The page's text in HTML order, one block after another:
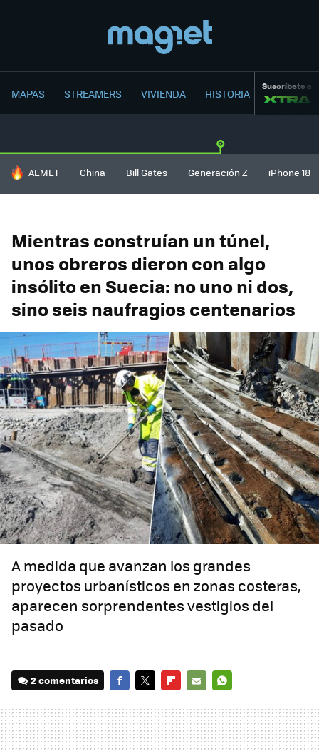
MAPAS STREAMERS VIVIENDA HISTORIA Suscríbete a
HOY SE HABLA DE
AEMET China Bill Gates Generación Z iPhone 18
Mientras construían un túnel,
unos obreros dieron con algo
insólito en Suecia: no uno ni dos,
sino seis naufragios centenarios
A medida que avanzan los grandes
proyectos urbanísticos en zonas costeras,
aparecen sorprendentes vestigios del
pasado
2 comentarios
MAIL